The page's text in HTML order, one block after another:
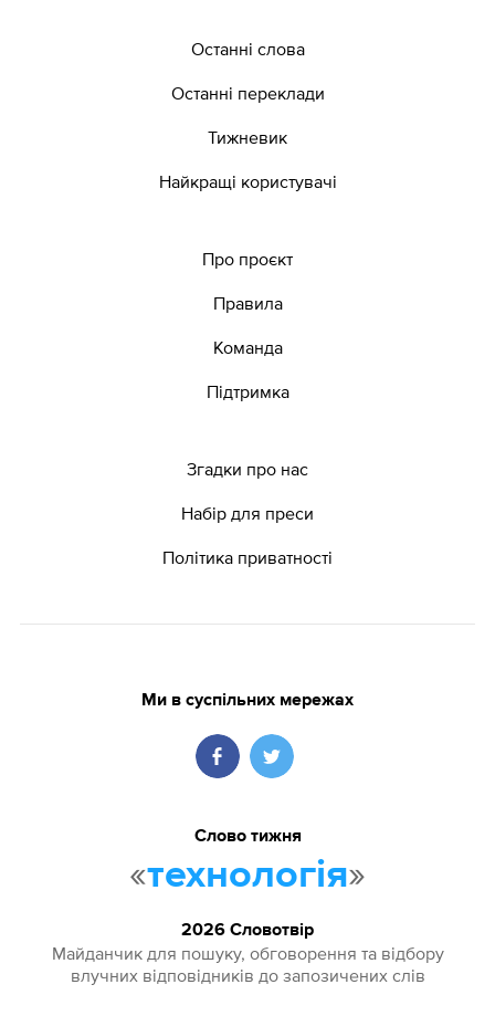
Останні слова
Останні переклади
Тижневик
Найкращі користувачі
Про проєкт
Правила
Команда
Підтримка
Згадки про нас
Набір для преси
Політика приватності
Ми в суспільних мережах
Слово тижня
«технологія»
2026 Словотвір
Майданчик для пошуку, обговорення та відбору
влучних відповідників до запозичених слів